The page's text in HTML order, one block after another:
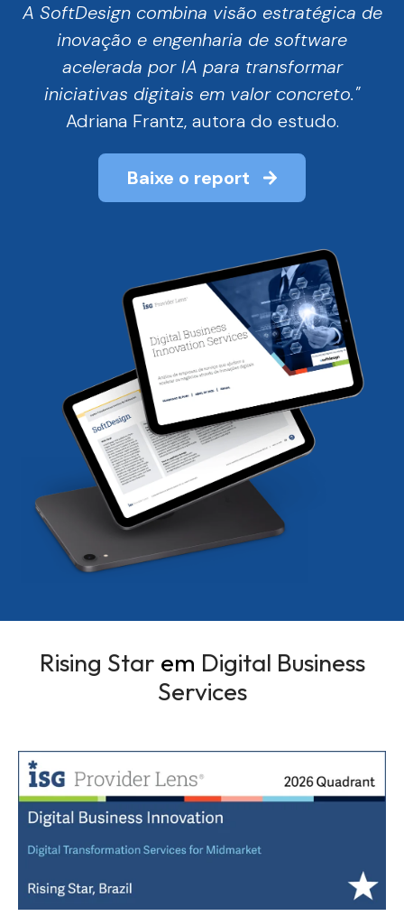
A SoftDesign combina visão estratégica de
inovação e engenharia de software
acelerada por IA para transformar
iniciativas digitais em valor concreto."
Adriana Frantz, autora do estudo.
Baixe o report
Rising Star em Digital Business
Services